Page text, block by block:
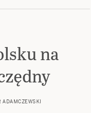
na
ADAMCZEWSKI